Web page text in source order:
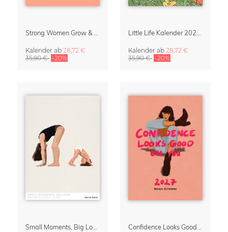
Strong Women Grow & Bloom Kalender 2027
Kalender ab 28,72 €
35,90 € -20%
Little Life Kalender 2027 von Simone Goder
Kalender ab 28,72 €
35,90 € -20%
Small Moments, Big Love – Mutterschaftskalender von Giselle Dekel Confidence Looks Good On You Kalender 2027